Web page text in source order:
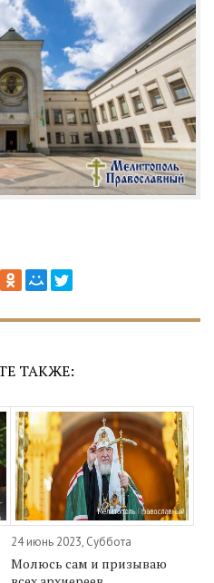
ТАКЖЕ:
24 июнь 2023, Суббота
Молюсь сам и призываю